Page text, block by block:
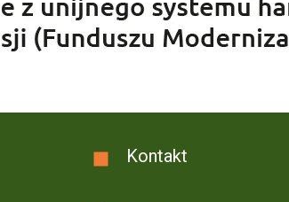
Kontakt